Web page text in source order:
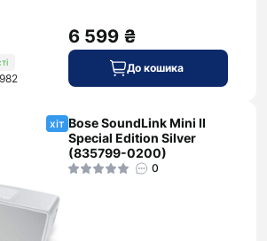
6 599 ₴
До кошика
хіт Bose SoundLink Mini II
Special Edition Silver
(835799-0200)
0